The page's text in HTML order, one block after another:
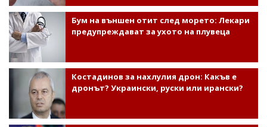
Бум на външен отит след морето: Лекари
предупреждават за ухото на плувеца
Костадинов за нахлулия дрон: Какъв е
дронът? Украински, руски или ирански?